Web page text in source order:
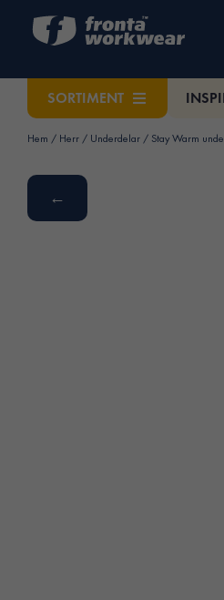
SORTIMENT
Hem / Herr / Underdelar / Stay Warm
←